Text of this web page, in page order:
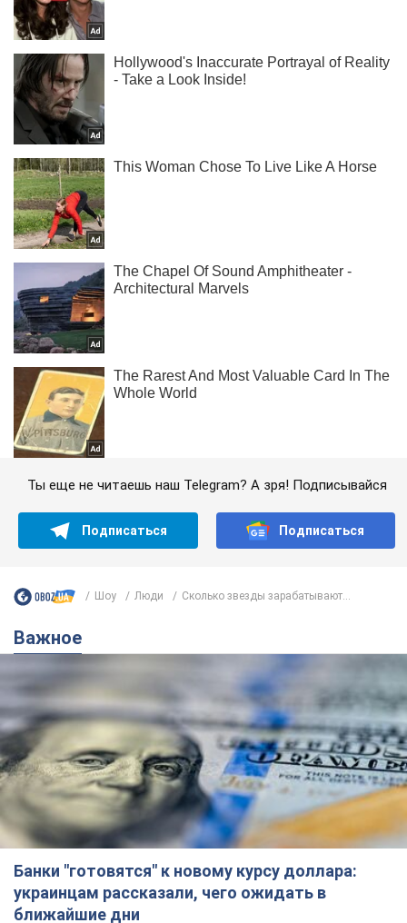
Ты еще не читаешь наш Telegram? А зря! Подписывайся
Подписаться Подписаться
Шоу Люди Сколько звезды зарабатывают...
Важное
Банки "готовятся" к новому курсу доллара:
украинцам рассказали, чего ожидать в
ближайшие дни